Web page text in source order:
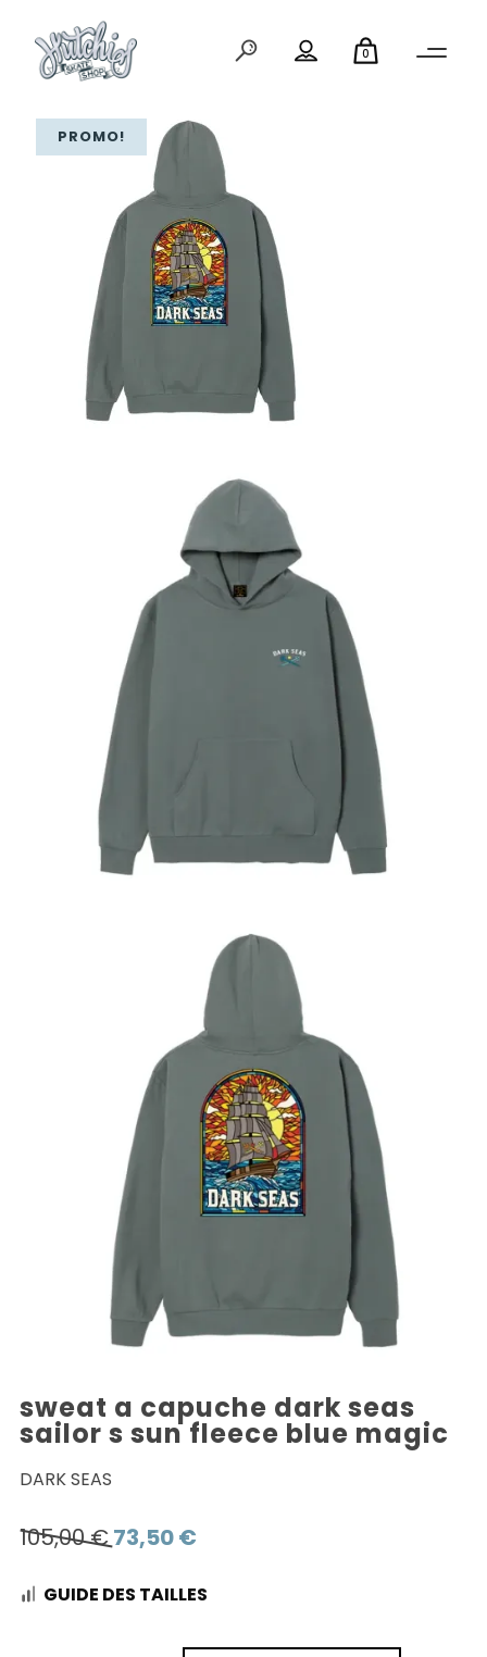
0
PROMO!
sweat a capuche dark seas
sailor s sun fleece blue magic
DARK SEAS
105,00€ Le
initial
73,50€Le
actuel
GUIDE DES TAILLES